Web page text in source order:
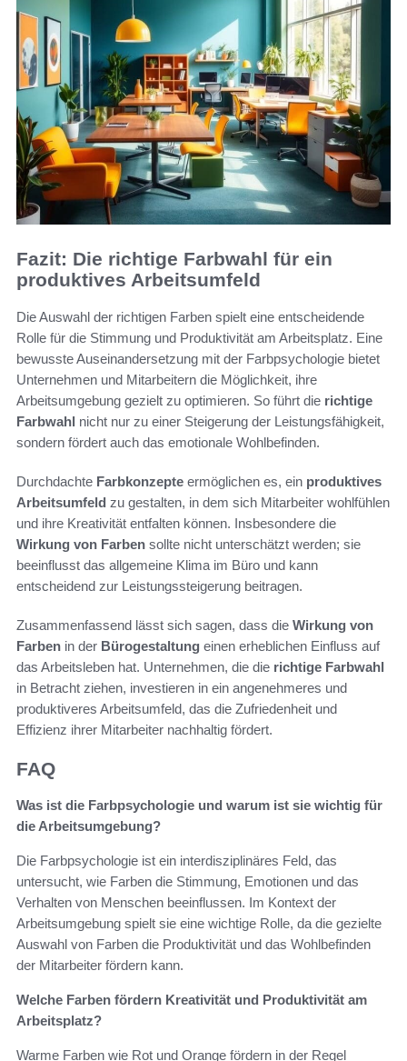
Fazit: Die richtige Farbwahl für ein
produktives Arbeitsumfeld
Die Auswahl der richtigen Farben spielt eine entscheidende
Rolle für die Stimmung und Produktivität am Arbeitsplatz. Eine
bewusste Auseinandersetzung mit der Farbpsychologie bietet
Unternehmen und Mitarbeitern die Möglichkeit, ihre
Arbeitsumgebung gezielt zu optimieren. So führt die richtige
Farbwahl nicht nur zu einer Steigerung der Leistungsfähigkeit,
sondern fördert auch das emotionale Wohlbefinden.
Durchdachte Farbkonzepte ermöglichen es, ein produktives
Arbeitsumfeld zu gestalten, in dem sich Mitarbeiter wohlfühlen
und ihre Kreativität entfalten können. Insbesondere die
Wirkung von Farben sollte nicht unterschätzt werden; sie
beeinflusst das allgemeine Klima im Büro und kann
entscheidend zur Leistungssteigerung beitragen.
Zusammenfassend lässt sich sagen, dass die Wirkung von
Farben in der Bürogestaltung einen erheblichen Einfluss auf
das Arbeitsleben hat. Unternehmen, die die richtige Farbwahl
in Betracht ziehen, investieren in ein angenehmeres und
produktiveres Arbeitsumfeld, das die Zufriedenheit und
Effizienz ihrer Mitarbeiter nachhaltig fördert.
FAQ
Was ist die Farbpsychologie und warum ist sie wichtig für
die Arbeitsumgebung?
Die Farbpsychologie ist ein interdisziplinäres Feld, das
untersucht, wie Farben die Stimmung, Emotionen und das
Verhalten von Menschen beeinflussen. Im Kontext der
Arbeitsumgebung spielt sie eine wichtige Rolle, da die gezielte
Auswahl von Farben die Produktivität und das Wohlbefinden
der Mitarbeiter fördern kann.
Welche Farben fördern Kreativität und Produktivität am
Arbeitsplatz?
Warme Farben wie Rot und Orange fördern in der Regel